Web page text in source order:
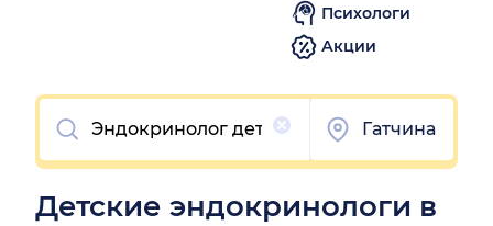
Психологи
Акции
Очистить
Гатчина
Детские эндокринологи в